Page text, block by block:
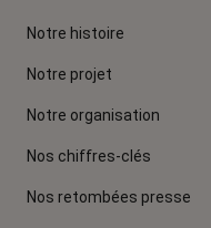
Notre histoire
Notre projet
Notre organisation
Nos chiffres-clés
Nos retombées presse